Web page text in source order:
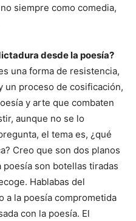
siempre como comedia,
desde la poesía?
una forma de resistencia,
un proceso de cosificación,
y arte que combaten
aunque no se lo
el tema es, ¿qué
Creo que son dos planos
son botellas tiradas
Hablabas del
a la poesía comprometida
con la poesía. El